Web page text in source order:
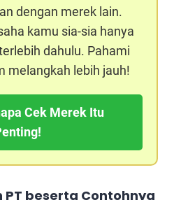
dengan merek lain.
kamu sia-sia hanya
dahulu. Pahami
melangkah lebih jauh!
Cek Merek Itu
PT beserta Contohnya